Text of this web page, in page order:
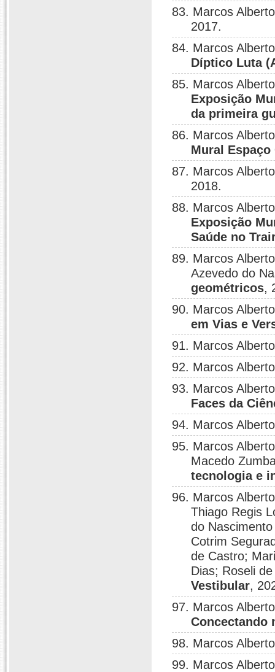
83. Marcos
2017.
84. Marcos
Díptico Luta
85. Marcos
Exposição
da primeira
86. Marcos
Mural
87. Marcos
2018.
88. Marcos
Exposição
Saúde no
89. Marcos
Azevedo do
geométricos,
90. Marcos
em Vias e
91. Marcos
92. Marcos
93. Marcos
Faces da
94. Marcos
95. Marcos
Macedo
tecnologia e
96. Marcos
Thiago Regis
do
Cotrim
de Castro;
Dias; Roseli
Vestibular,
97. Marcos
Concectando
98. Marcos
99. Marcos